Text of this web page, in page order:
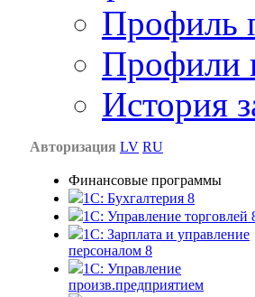
Профиль
Профили
История
Авторизация LV RU
Финансовые программы
1С: Бухгалтерия 8
1C: Управление торговлей
1C: Зарплата и управление
персоналом 8
1C: Управление
произв.предприятием